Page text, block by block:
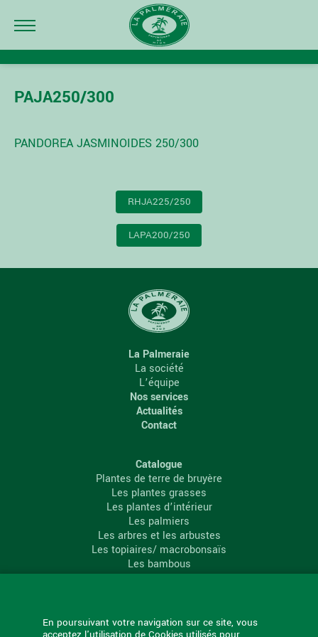
En poursuivant votre navigation sur ce site, vous
PAJA250/300
PANDOREA JASMINOIDES 250/300
RHJA225/250
LAPA200/250
La Palmeraie
La société
L’équipe
Nos services
Actualités
Contact
Catalogue
Plantes de terre de bruyère
Les plantes grasses
Les plantes d’intérieur
Les palmiers
Les arbres et les arbustes
Les topiaires/ macrobonsaïs
Les bambous
Les conifères
La Palmeraie